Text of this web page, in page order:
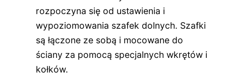
rozpoczyna się od ustawienia i
wypoziomowania szafek dolnych. Szafki
są łączone ze sobą i mocowane do
ściany za pomocą specjalnych wkrętów i
kołków.